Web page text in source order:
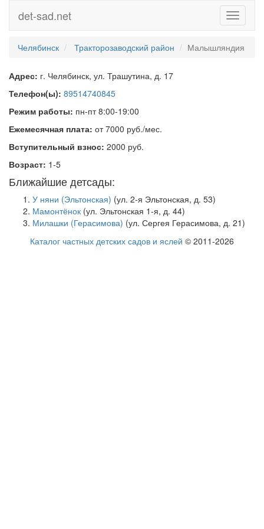
Toggle
det-sad.net
Челябинск Тракторозаводский район Малышляндия
Адрес: г. Челябинск, ул. Трашутина, д. 17
Телефон(ы): 89514740845
Режим работы: пн-пт 8:00-19:00
Ежемесячная плата: от 7000 руб./мес.
Вступительный взнос: 2000 руб.
Возраст: 1-5
Ближайшие детсады:
У няни (Эльтонская) (ул. 2-я Эльтонская, д. 53)
Мамонтёнок (ул. Эльтонская 1-я, д. 44)
Милашки (Герасимова) (ул. Сергея Герасимова, д. 21)
Каталог частных детских садов и яслей © 2011-2026